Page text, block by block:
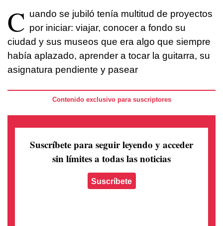
C uando se jubiló tenía multitud de proyectos
por iniciar: viajar, conocer a fondo su
ciudad y sus museos que era algo que siempre
había aplazado, aprender a tocar la guitarra, su
asignatura pendiente y pasear
Contenido exclusivo para suscriptores
Suscríbete para seguir leyendo y acceder
sin límites a todas las noticias
Suscríbete